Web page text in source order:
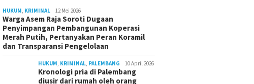
HUKUM, KRIMINAL 12 Mei 2026
Warga Asem Raja Soroti Dugaan
Penyimpangan Pembangunan Koperasi
Merah Putih, Pertanyakan Peran Koramil
dan Transparansi Pengelolaan
HUKUM, KRIMINAL, PALEMBANG 10 April 2026
Kronologi pria di Palembang
diusir dari rumah oleh orang